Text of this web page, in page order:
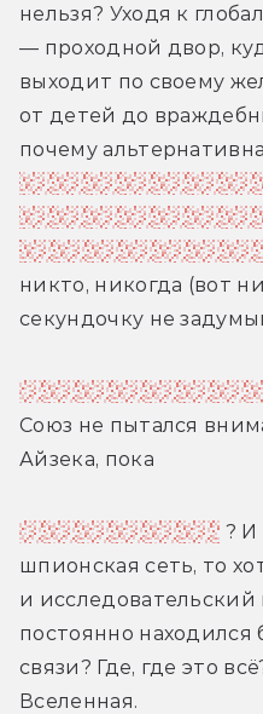
нельзя? Уходя к
— проходной двор,
выходит по своему
от детей до
почему
своего отдельного
смогла ни до кого
о грозящем
никто, никогда (вот
секундочку не
почему кайлонцы
Союз не пытался
Айзека, пока
Айзек изучал Союз ? И
шпионская сеть, то
и исследовательский
постоянно находился
связи? Где, где это
Вселенная.